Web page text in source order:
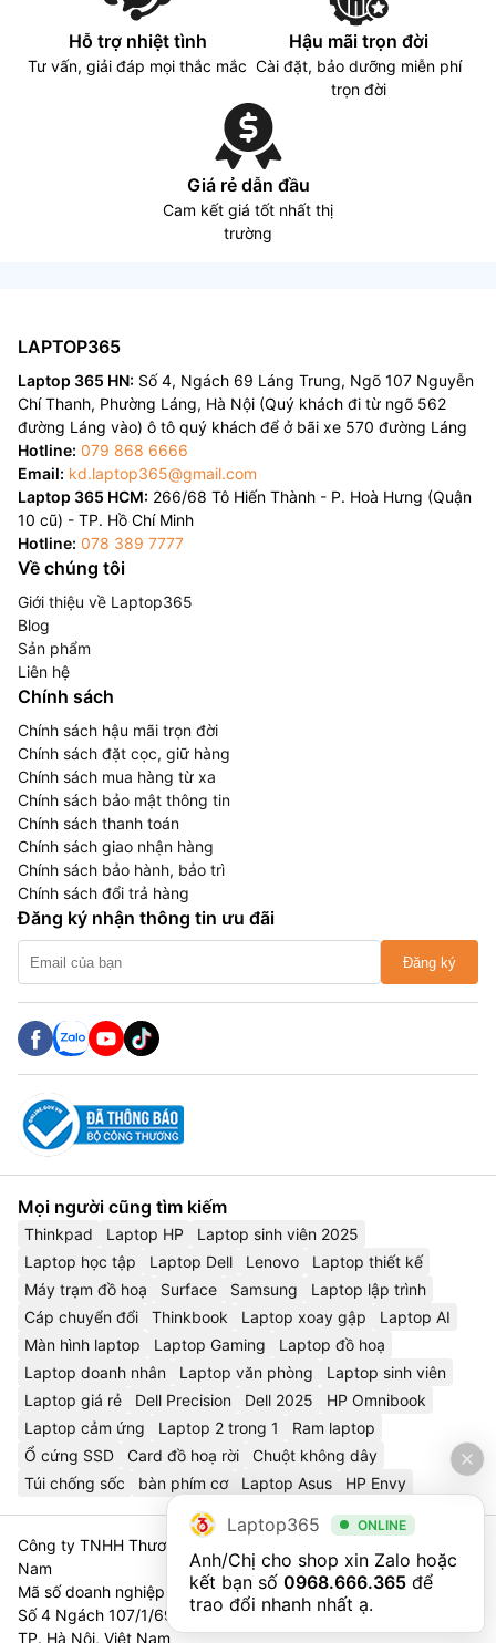
Hỗ trợ nhiệt tình
Tư vấn, giải đáp mọi thắc mắc
Hậu mãi trọn đời
Cài đặt, bảo dưỡng miễn phí
trọn đời
Giá rẻ dẫn đầu
Cam kết giá tốt nhất thị
trường
LAPTOP365
Laptop 365 HN: Số 4, Ngách 69 Láng Trung, Ngõ 107 Nguyễn
Chí Thanh, Phường Láng, Hà Nội (Quý khách đi từ ngõ 562
đường Láng vào) ô tô quý khách để ở bãi xe 570 đường Láng
Hotline: 079 868 6666
Email: kd.laptop365@gmail.com
Laptop 365 HCM: 266/68 Tô Hiến Thành - P. Hoà Hưng (Quận
10 cũ) - TP. Hồ Chí Minh
Hotline: 078 389 7777
Về chúng tôi
Giới thiệu về Laptop365
Blog
Sản phẩm
Liên hệ
Chính sách
Chính sách hậu mãi trọn đời
Chính sách đặt cọc, giữ hàng
Chính sách mua hàng từ xa
Chính sách bảo mật thông tin
Chính sách thanh toán
Chính sách giao nhận hàng
Chính sách bảo hành, bảo trì
Chính sách đổi trả hàng
Đăng ký nhận thông tin ưu đãi
Đăng ký
Mọi người cũng tìm kiếm
Thinkpad Laptop HP
Laptop sinh viên 2025
Laptop học tập
Laptop Dell Lenovo
Laptop thiết kế
Máy trạm đồ hoạ
Surface Samsung
Laptop lập trình
Cáp chuyển đổi
Thinkbook Laptop xoay gập
Laptop AI
Màn hình laptop
Laptop Gaming
Laptop đồ hoạ
Laptop doanh nhân
Laptop văn phòng
Laptop sinh viên
Laptop giá rẻ
Dell Precision Dell 2025
HP Omnibook
Laptop cảm ứng
Laptop 2 trong 1
Ram laptop
Ổ cứng SSD
Card đồ hoạ rời
Chuột không dây
Túi chống sốc
bàn phím cơ Laptop Asus HP Envy
Công ty TNHH Thương Mại Và Dịch Vụ Công Nghệ 365 Việt
Nam
Mã số doanh nghiệp 0111023179 - Sở Tài Chính TP. Hà Nội cấp
Số 4 Ngách 107/1/69 Nguyễn Chí Thanh, Tổ 3, Phường Láng,
TP. Hà Nội, Việt Nam
Laptop365 ONLINE
Anh/Chị cho shop xin Zalo hoặc
kết bạn số 0968.666.365 để
trao đổi nhanh nhất ạ.